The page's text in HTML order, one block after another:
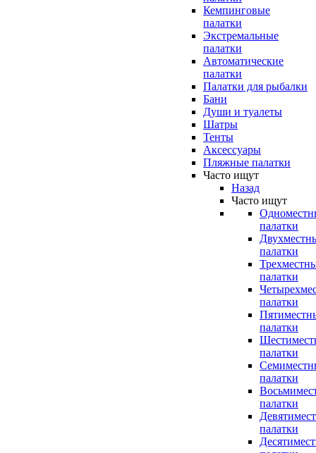
Кемпинговые
палатки
Экстремальные
палатки
Автоматические
палатки
Палатки для рыбалки
Бани
Души и туалеты
Шатры
Тенты
Аксессуары
Пляжные палатки
Часто ищут
Назад
Часто ищут
палатки
палатки
палатки
палатки
палатки
палатки
палатки
палатки
палатки